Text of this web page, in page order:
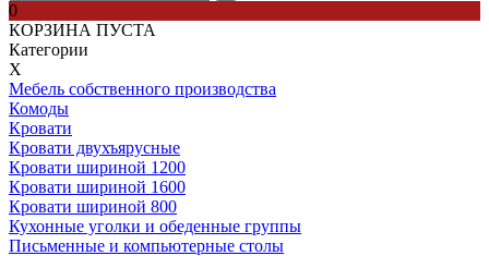
0
КОРЗИНА ПУСТА
Категории
Х
Мебель собственного производства
Комоды
Кровати
Кровати двухъярусные
Кровати шириной 1200
Кровати шириной 1600
Кровати шириной 800
Кухонные уголки и обеденные группы
Письменные и компьютерные столы